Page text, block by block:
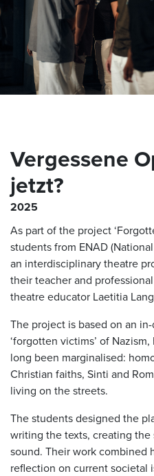
Vergessene
jetzt?
2025
As part of the project
students from ENAD
an interdisciplinary theatre
their teacher and
theatre educator Laetitia
The project is based on an
‘forgotten victims’ of
long been marginalised:
Christian faiths, Sinti and
living on the streets.
The students designed the
writing the texts, creating
sound. Their work combined
reflection on current societal